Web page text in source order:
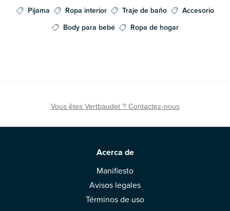
Pijama
Ropa interior Traje de baño
Accesorio
Body para bebé
Ropa de hogar
Vous êtes Vertbaudet ? Contactez-nous
Acerca de
Manifiesto
Avisos legales
Términos de uso